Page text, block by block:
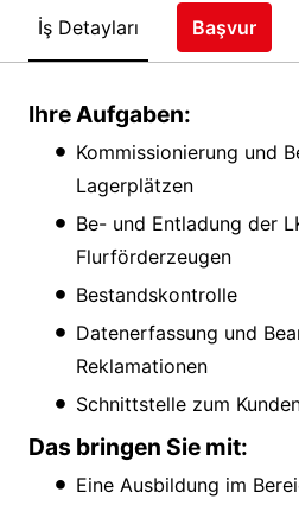
İş Detayları Başvur
Ihre Aufgaben:
Kommissionierung und
Lagerplätzen
Be- und Entladung der
Flurförderzeugen
Bestandskontrolle
Datenerfassung und
Reklamationen
Schnittstelle zum
Das bringen Sie mit:
Eine Ausbildung im